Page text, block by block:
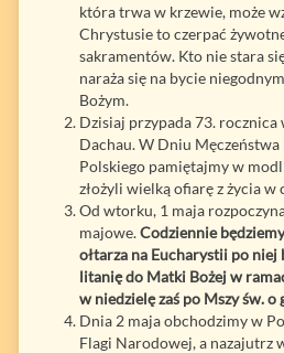
która trwa w krzewie, może
Chrystusie to czerpać
sakramentów. Kto nie stara
naraża się na bycie
Bożym.
Dzisiaj przypada 73.
Dachau. W Dniu
Polskiego pamiętajmy w
złożyli wielką ofiarę z życia
Od wtorku, 1 maja
majowe.Codziennie
ołtarza na Eucharystii po
litanię do Matki Bożej w
w niedzielę zaś po Mszy św. o
Dnia 2 maja obchodzimy w
Flagi Narodowej, a nazajutrz